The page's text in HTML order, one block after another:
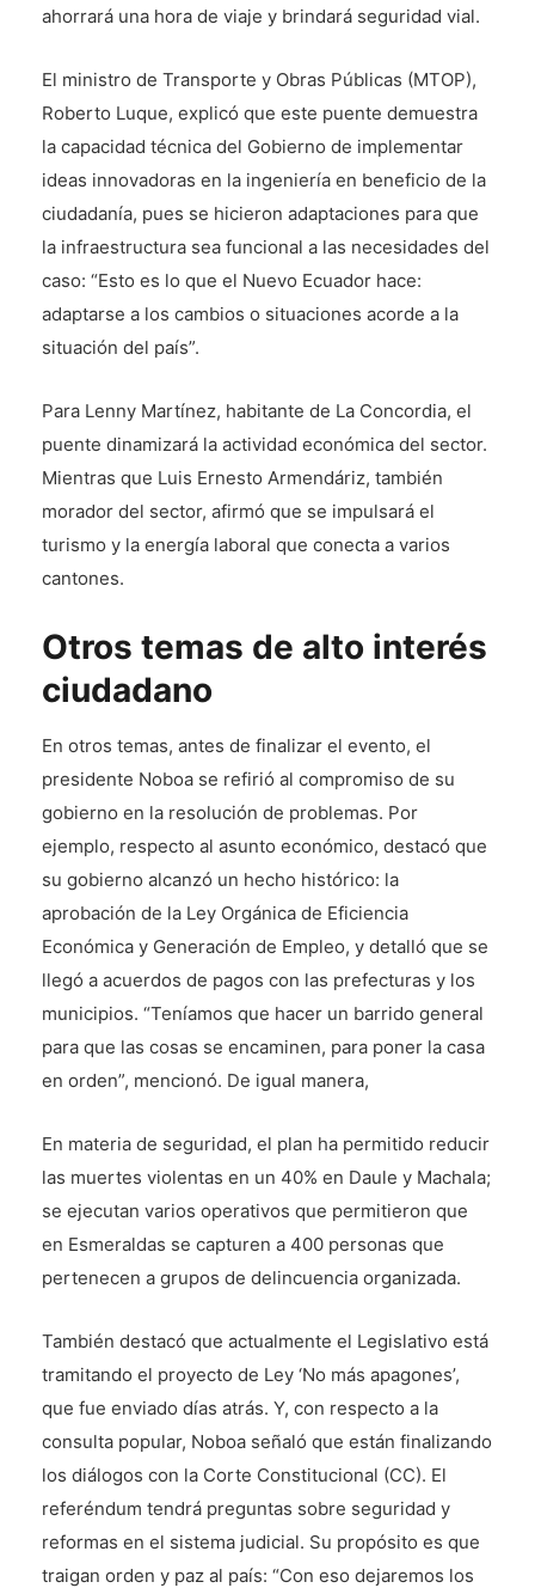
ahorrará una hora de viaje y brindará seguridad vial.
El ministro de Transporte y Obras Públicas (MTOP),
Roberto Luque, explicó que este puente demuestra
la capacidad técnica del Gobierno de implementar
ideas innovadoras en la ingeniería en beneficio de la
ciudadanía, pues se hicieron adaptaciones para que
la infraestructura sea funcional a las necesidades del
caso: “Esto es lo que el Nuevo Ecuador hace:
adaptarse a los cambios o situaciones acorde a la
situación del país”.
Para Lenny Martínez, habitante de La Concordia, el
puente dinamizará la actividad económica del sector.
Mientras que Luis Ernesto Armendáriz, también
morador del sector, afirmó que se impulsará el
turismo y la energía laboral que conecta a varios
cantones.
Otros temas de alto interés
ciudadano
En otros temas, antes de finalizar el evento, el
presidente Noboa se refirió al compromiso de su
gobierno en la resolución de problemas. Por
ejemplo, respecto al asunto económico, destacó que
su gobierno alcanzó un hecho histórico: la
aprobación de la Ley Orgánica de Eficiencia
Económica y Generación de Empleo, y detalló que se
llegó a acuerdos de pagos con las prefecturas y los
municipios. “Teníamos que hacer un barrido general
para que las cosas se encaminen, para poner la casa
en orden”, mencionó. De igual manera,
En materia de seguridad, el plan ha permitido reducir
las muertes violentas en un 40% en Daule y Machala;
se ejecutan varios operativos que permitieron que
en Esmeraldas se capturen a 400 personas que
pertenecen a grupos de delincuencia organizada.
También destacó que actualmente el Legislativo está
tramitando el proyecto de Ley ‘No más apagones’,
que fue enviado días atrás. Y, con respecto a la
consulta popular, Noboa señaló que están finalizando
los diálogos con la Corte Constitucional (CC). El
referéndum tendrá preguntas sobre seguridad y
reformas en el sistema judicial. Su propósito es que
traigan orden y paz al país: “Con eso dejaremos los